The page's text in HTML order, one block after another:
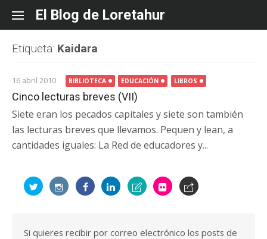
content
El Blog de Loretahur
Etiqueta: Kaidara
16 abril 2010 BIBLIOTECA EDUCACIÓN LIBROS
Cinco lecturas breves (VII)
Siete eran los pecados capitales y siete son también
las lecturas breves que llevamos. Pequen y lean, a
cantidades iguales: La Red de educadores y...
Si quieres recibir por correo electrónico los posts de